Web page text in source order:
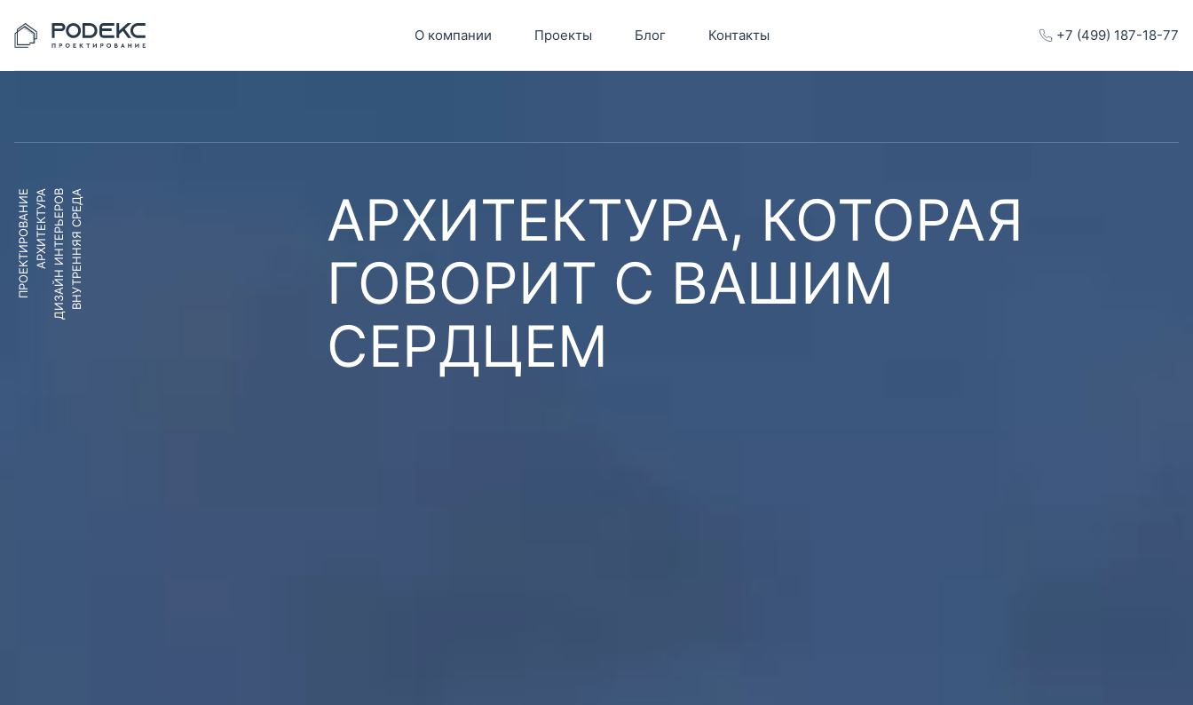
О компании Проекты Блог Контакты +7 (499) 187-18-77
ПРОЕКТИРОВАНИЕАРХИТЕКТУРАДИЗАЙН ИНТЕРЬЕРОВВНУТРЕННЯЯ СРЕДА
АРХИТЕКТУРА, КОТОРАЯ
ГОВОРИТ С ВАШИМ
СЕРДЦЕМ